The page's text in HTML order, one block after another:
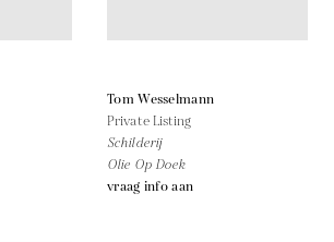
Tom Wesselmann
Private Listing
Schilderij
Olie Op Doek
vraag info aan